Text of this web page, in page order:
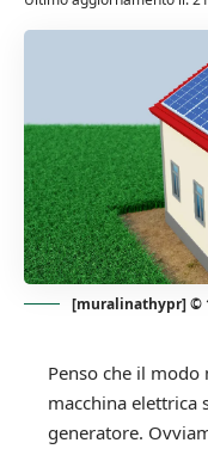
[muralinathypr] ©
Penso che il
macchina elettrica
generatore.